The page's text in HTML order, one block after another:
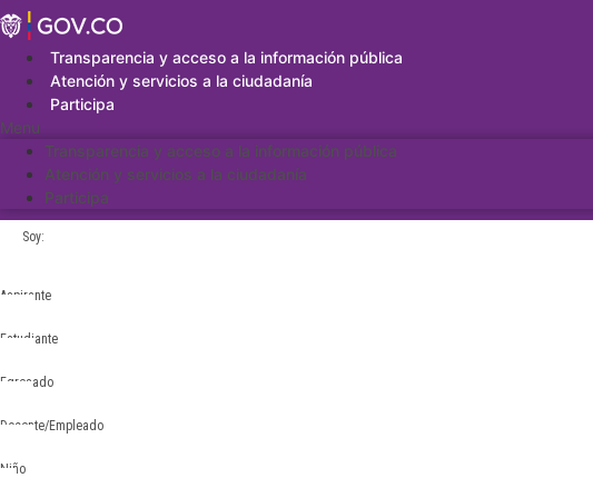
Saltar
al
contenidoTransparencia y acceso a la información pública
Atención y servicios a la ciudadanía
Participa
Menu
Transparencia y acceso a la información pública
Atención y servicios a la ciudadanía
Participa
Soy:
Aspirante
Estudiante
Egresado
Docente/Empleado
Niño